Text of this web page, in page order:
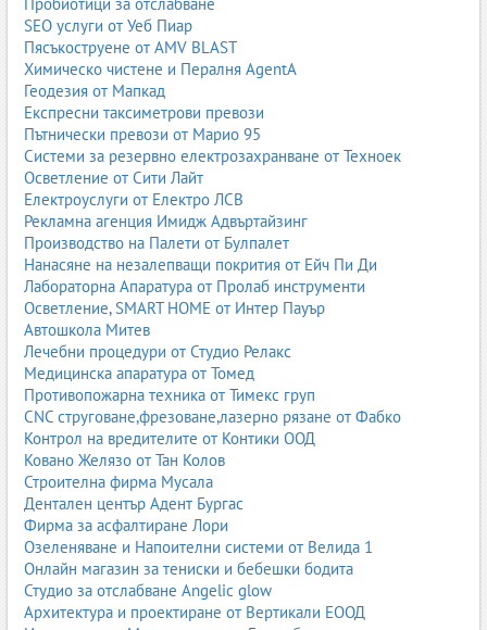
дом, сватби или подаръци.
Доставка на вода
„Доставка на вода“ обхваща фирми, които доставят минерална,
изворна или филтрирана вода в галони, бутилки или специални
системи за офиси, домове, заведения и индустриални обекти.
Услугата включва абонаментни планове, редовни доставки и
поддръжка на диспенсъри.
Тази подкатегория е важна за компании, които искат да
осигурят качествена вода за служителите си, както и за
домакинства, които предпочитат удобството на доставка до
врата. Някои фирми предлагат и допълнителни услуги като
доставка на кафе, консумативи и филтри.
Дърворезба
Дърворезбата обединява ателиета, майстори и фирми, които се
занимават с художествена обработка на дърво – иконостаси,
мебели, декоративни панели, сувенири, рамки, църковни
елементи и интериорни решения. Това е традиционен занаят,
който изисква талант, търпение и внимание към детайла.
В тази подкатегория попадат и автори, които изработват
уникални произведения по поръчка – за домове, хотели,
ресторанти, църкви и обществени сгради. Дърворезбата е мост
между традицията и модерния дизайн.
Зоомагазини, аквариуми
Пробиотици за отслабване
SEO услуги от Уеб Пиар
Пясъкоструене от AMV BLAST
Химическо чистене и Пералня AgentA
Геодезия от Мапкад
Експресни таксиметрови превози
Пътнически превози от Марио 95
Системи за резервно електрозахранване от Техноек
Осветление от Сити Лайт
Електроуслуги от Електро ЛСВ
Рекламна агенция Имидж Адвъртайзинг
Производство на Палети от Булпалет
Нанасяне на незалепващи покрития от Ейч Пи Ди
Лабораторна Апаратура от Пролаб инструменти
Осветление, SMART HOME от Интер Пауър
Автошкола Митев
Лечебни процедури от Студио Релакс
Медицинска апаратура от Томед
Противопожарна техника от Тимекс груп
CNC струговане,фрезоване,лазерно рязане от Фабко
Контрол на вредителите от Контики ООД
Ковано Желязо от Тан Колов
Строителна фирма Мусала
Дентален център Адент Бургас
Фирма за асфалтиране Лори
Озеленяване и Напоителни системи от Велида 1
Онлайн магазин за тениски и бебешки бодита
Студио за отслабване Angelic glow
Архитектура и проектиране от Вертикали ЕООД